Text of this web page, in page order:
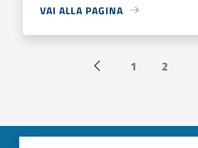
VAI ALLA PAGINA
« Precedente
1 2